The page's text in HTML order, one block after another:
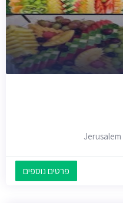
פרטים נוספים